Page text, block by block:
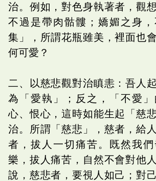
治。例如，對色身執著者，觀
不過是帶肉骷髏；嬌媚之身
集」，所謂花瓶雖美，裡面也
何可愛？
二、以慈悲觀對治瞋恚：吾人
為「愛執」；反之，「不愛
心、恨心，這時如能生起「慈
治。所謂「慈悲」，慈者，給
者，拔人一切痛苦。既然我
樂，拔人痛苦，自然不會對他
說，慈悲者，要視人如己；對